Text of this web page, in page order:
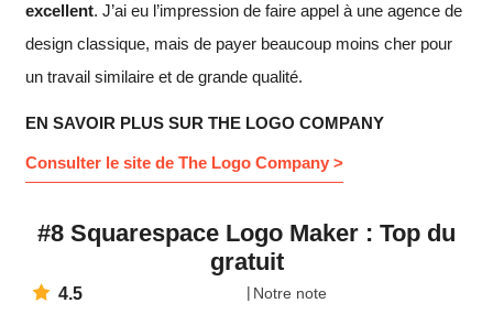
excellent. J’ai eu l’impression de faire appel à une agence de
design classique, mais de payer beaucoup moins cher pour
un travail similaire et de grande qualité.
EN SAVOIR PLUS SUR THE LOGO COMPANY
Consulter le site de The Logo Company >
#8 Squarespace Logo Maker : Top du
gratuit
4.5 Notre note